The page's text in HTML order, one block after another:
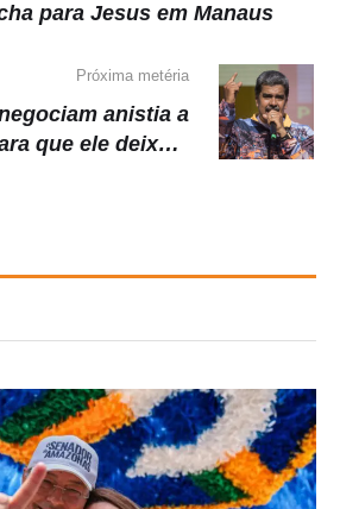
para Jesus em Manaus
Próxima metéria
anistia a
que ele deixe o